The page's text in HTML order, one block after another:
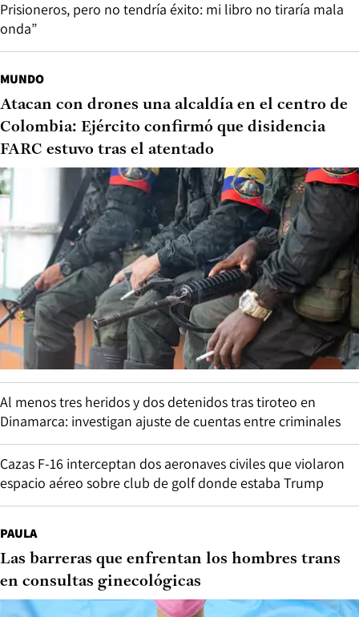
Prisioneros, pero no tendría éxito: mi libro no tiraría mala
onda”
MUNDO
Atacan con drones una alcaldía en el centro de
Colombia: Ejército confirmó que disidencia
FARC estuvo tras el atentado
Al menos tres heridos y dos detenidos tras tiroteo en
Dinamarca: investigan ajuste de cuentas entre criminales
Cazas F-16 interceptan dos aeronaves civiles que violaron
espacio aéreo sobre club de golf donde estaba Trump
PAULA
Las barreras que enfrentan los hombres trans
en consultas ginecológicas